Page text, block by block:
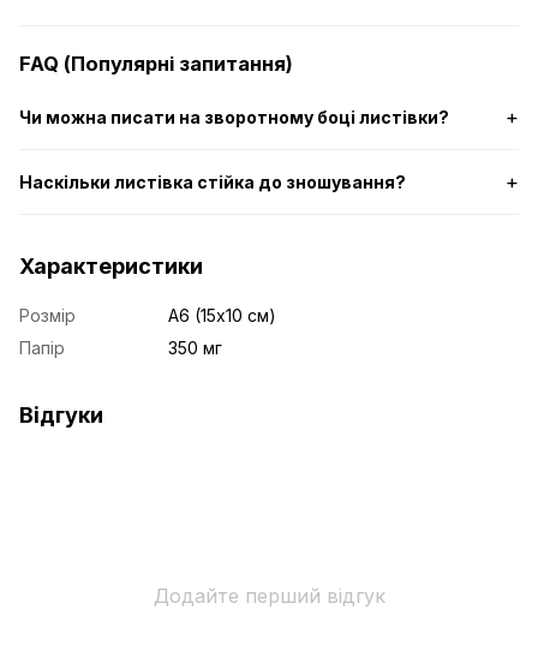
FAQ (Популярні запитання)
Чи можна писати на зворотному боці листівки?
Наскільки листівка стійка до зношування?
Характеристики
Розмір
А6 (15x10 см)
Папір
350 мг
Відгуки
Додайте перший відгук